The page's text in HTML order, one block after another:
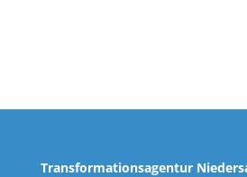
Transformationsagentur